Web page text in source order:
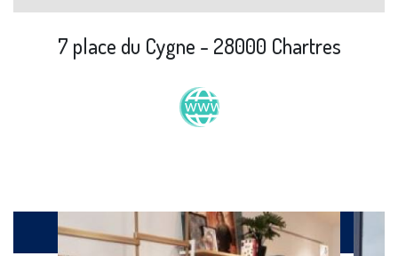
7 place du Cygne - 28000 Chartres
Galerie